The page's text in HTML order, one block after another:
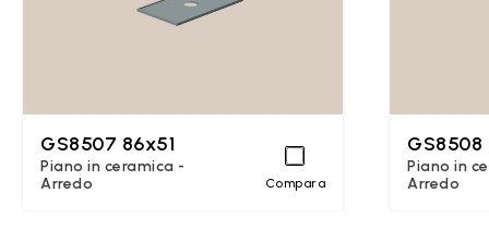
GS8507 86x51
Piano in ceramica -
Arredo
Compara
GS8508
Piano in
Arredo